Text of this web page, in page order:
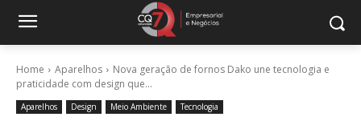
Home Aparelhos
Nova geração de fornos Dako une tecnologia e
praticidade com design que...
Aparelhos Design Meio Ambiente Tecnologia